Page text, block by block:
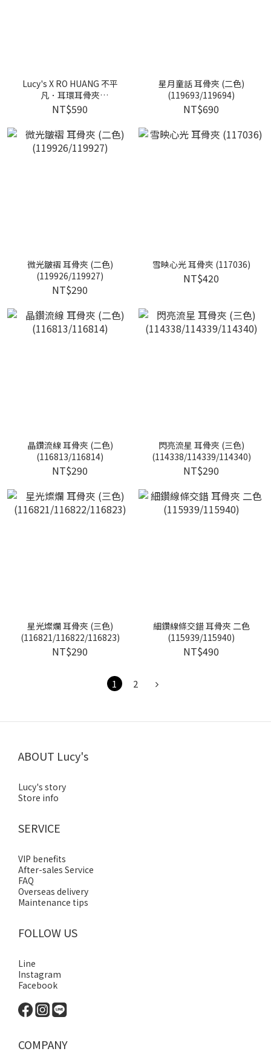
Lucy's X RO HUANG 不平
凡．耳環耳骨夾
(119575/119576)
NT$590
星月童話 耳骨夾 (二色)
(119693/119694)
NT$690
微光皺褶 耳骨夾 (二色)
(119926/119927)
NT$290
雪映心光 耳骨夾 (117036)
NT$420
晶鑽流線 耳骨夾 (二色)
(116813/116814)
NT$290
閃亮流星 耳骨夾 (三色)
(114338/114339/114340)
NT$290
星光燦爛 耳骨夾 (三色)
(116821/116822/116823)
NT$290
細鑽線條交錯 耳骨夾 二色
(115939/115940)
NT$490
1 2
ABOUT Lucy's
Lucy's story
Store info
SERVICE
VIP benefits
After-sales Service
FAQ
Overseas delivery
Maintenance tips
FOLLOW US
Line
Instagram
Facebook
COMPANY